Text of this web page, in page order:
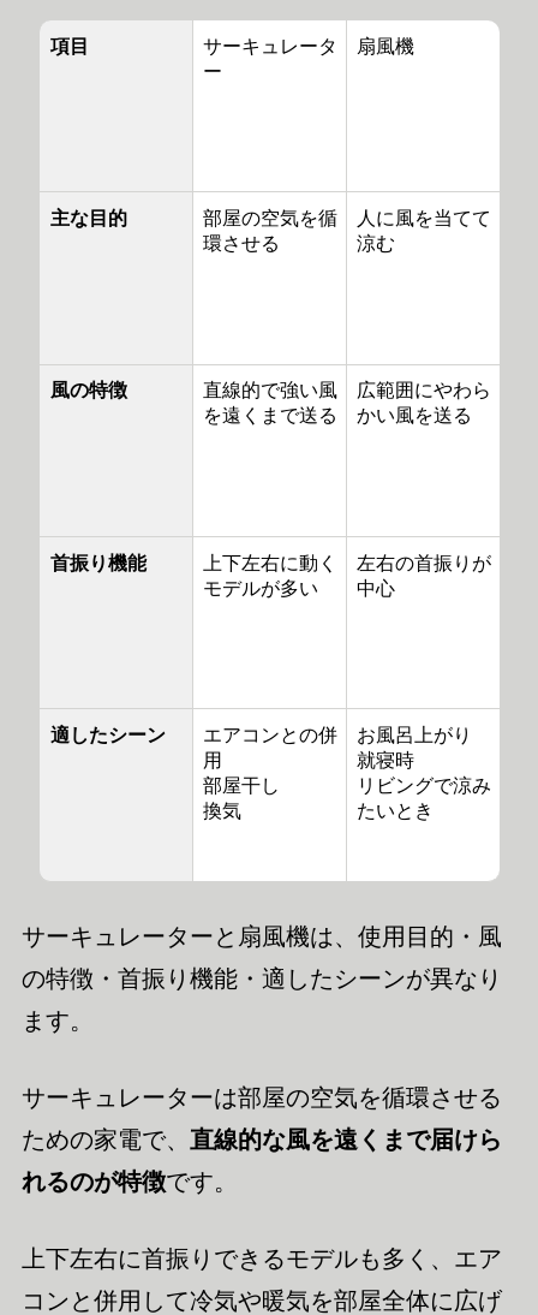
項目
サーキュレータ
ー
扇風機
主な目的
部屋の空気を循
環させる
人に風を当てて
涼む
風の特徴
直線的で強い風
を遠くまで送る
広範囲にやわら
かい風を送る
首振り機能
上下左右に動く
モデルが多い
左右の首振りが
中心
適したシーン
エアコンとの併
用
部屋干し
換気
お風呂上がり
就寝時
リビングで涼み
たいとき
サーキュレーターと扇風機は、使用目的・風
の特徴・首振り機能・適したシーンが異なり
ます。
サーキュレーターは部屋の空気を循環させる
ための家電で、 直線的な風を遠くまで届けら
れるのが特徴です。
上下左右に首振りできるモデルも多く、エア
コンと併用して冷気や暖気を部屋全体に広げ